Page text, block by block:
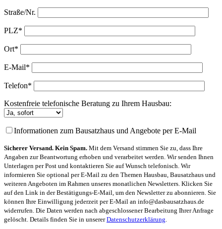
Straße/Nr.
PLZ*
Ort*
E-Mail*
Telefon*
Kostenfreie telefonische Beratung zu Ihrem Hausbau:
Informationen zum Bausatzhaus und Angebote per E-Mail
Sicherer Versand. Kein Spam. Mit dem Versand stimmen Sie zu, dass Ihre
Angaben zur Beantwortung erhoben und verarbeitet werden. Wir senden Ihnen
Unterlagen per Post und kontaktieren Sie auf Wunsch telefonisch. Wir
informieren Sie optional per E-Mail zu den Themen Hausbau, Bausatzhaus und
weiteren Angeboten im Rahmen unseres monatlichen Newsletters. Klicken Sie
auf den Link in der Bestätigungs-E-Mail, um den Newsletter zu abonnieren. Sie
können Ihre Einwilligung jederzeit per E-Mail an info@dasbausatzhaus.de
widerrufen. Die Daten werden nach abgeschlossener Bearbeitung Ihrer Anfrage
gelöscht. Details finden Sie in unsererDatenschutzerklärung.